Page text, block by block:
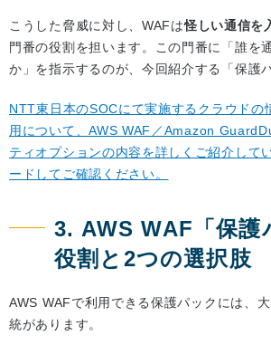
こうした脅威に対し、WAFは怪しい通信を
門番の役割を担います。この門番に「誰を
か」を指示するのが、今回紹介する「保護
NTT東日本のSOCにて実施するクラウドの
用について、AWS WAF／Amazon
ティオプションの内容を詳しくご紹介して
ードしてご確認ください。
3. AWS WAF「保護
役割と2つの選択肢
AWS WAFで利用できる保護パックには、
統があります。